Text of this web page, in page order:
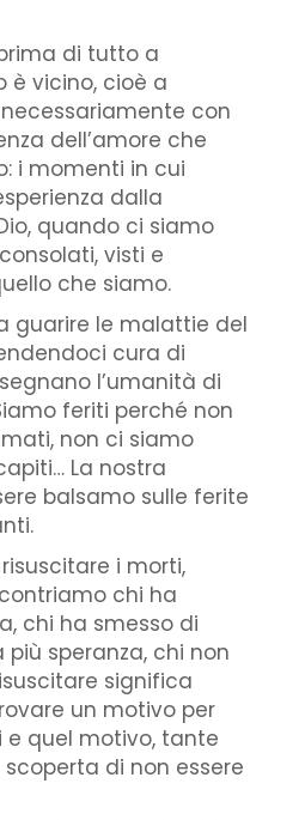
di tutto a
è vicino, cioè a
con
dell’amore che
i momenti in cui
dalla
quando ci siamo
visti e
che siamo.
guarire le malattie del
cura di
l’umanità di
feriti perché non
non ci siamo
La nostra
balsamo sulle ferite
i morti,
chi ha
chi ha smesso di
più speranza, chi non
significa
un motivo per
e quel motivo, tante
di non essere